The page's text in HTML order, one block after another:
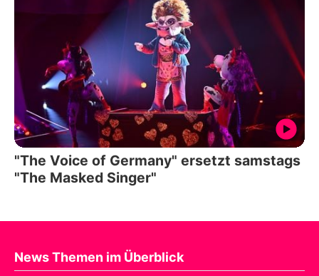
"The Voice of Germany" ersetzt samstags
"The Masked Singer"
News Themen im Überblick